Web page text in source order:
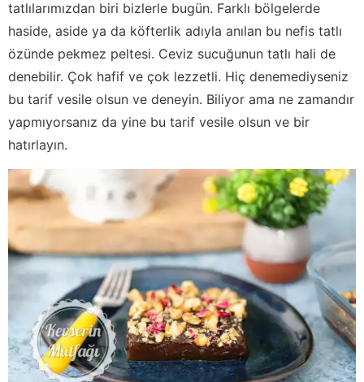
tatlılarımızdan biri bizlerle bugün. Farklı bölgelerde
haside, aside ya da köfterlik adıyla anılan bu nefis tatlı
özünde pekmez peltesi. Ceviz sucuğunun tatlı hali de
denebilir. Çok hafif ve çok lezzetli. Hiç denemediyseniz
bu tarif vesile olsun ve deneyin. Biliyor ama ne zamandır
yapmıyorsanız da yine bu tarif vesile olsun ve bir
hatırlayın.